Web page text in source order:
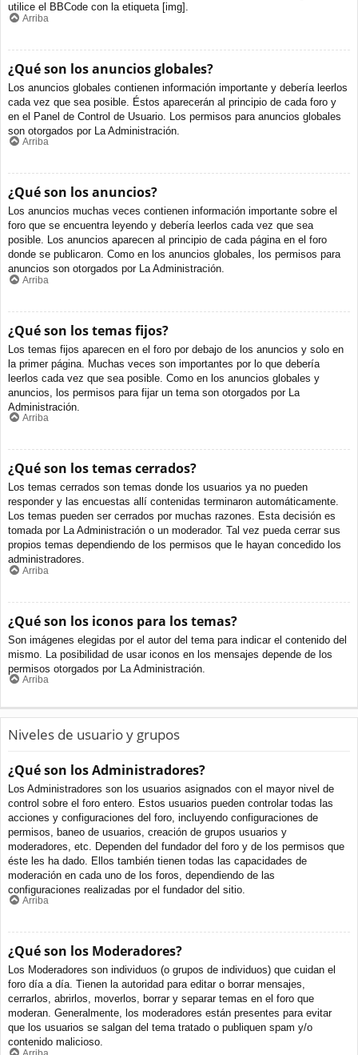
utilice el BBCode con la etiqueta [img].
Arriba
¿Qué son los anuncios globales?
Los anuncios globales contienen información importante y debería leerlos
cada vez que sea posible. Éstos aparecerán al principio de cada foro y
en el Panel de Control de Usuario. Los permisos para anuncios globales
son otorgados por La Administración.
Arriba
¿Qué son los anuncios?
Los anuncios muchas veces contienen información importante sobre el
foro que se encuentra leyendo y debería leerlos cada vez que sea
posible. Los anuncios aparecen al principio de cada página en el foro
donde se publicaron. Como en los anuncios globales, los permisos para
anuncios son otorgados por La Administración.
Arriba
¿Qué son los temas fijos?
Los temas fijos aparecen en el foro por debajo de los anuncios y solo en
la primer página. Muchas veces son importantes por lo que debería
leerlos cada vez que sea posible. Como en los anuncios globales y
anuncios, los permisos para fijar un tema son otorgados por La
Administración.
Arriba
¿Qué son los temas cerrados?
Los temas cerrados son temas donde los usuarios ya no pueden
responder y las encuestas allí contenidas terminaron automáticamente.
Los temas pueden ser cerrados por muchas razones. Esta decisión es
tomada por La Administración o un moderador. Tal vez pueda cerrar sus
propios temas dependiendo de los permisos que le hayan concedido los
administradores.
Arriba
¿Qué son los iconos para los temas?
Son imágenes elegidas por el autor del tema para indicar el contenido del
mismo. La posibilidad de usar iconos en los mensajes depende de los
permisos otorgados por La Administración.
Arriba
Niveles de usuario y grupos
¿Qué son los Administradores?
Los Administradores son los usuarios asignados con el mayor nivel de
control sobre el foro entero. Estos usuarios pueden controlar todas las
acciones y configuraciones del foro, incluyendo configuraciones de
permisos, baneo de usuarios, creación de grupos usuarios y
moderadores, etc. Dependen del fundador del foro y de los permisos que
éste les ha dado. Ellos también tienen todas las capacidades de
moderación en cada uno de los foros, dependiendo de las
configuraciones realizadas por el fundador del sitio.
Arriba
¿Qué son los Moderadores?
Los Moderadores son individuos (o grupos de individuos) que cuidan el
foro día a día. Tienen la autoridad para editar o borrar mensajes,
cerrarlos, abrirlos, moverlos, borrar y separar temas en el foro que
moderan. Generalmente, los moderadores están presentes para evitar
que los usuarios se salgan del tema tratado o publiquen spam y/o
contenido malicioso.